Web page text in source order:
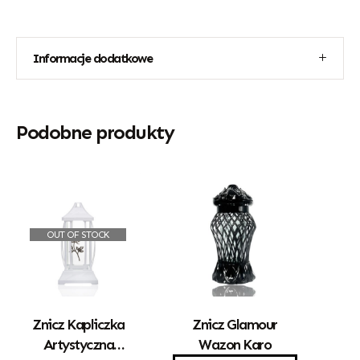
Informacje dodatkowe
Podobne produkty
OUT OF STOCK
Znicz Kapliczka
Artystyczna
Znicz Glamour
Wazon Karo